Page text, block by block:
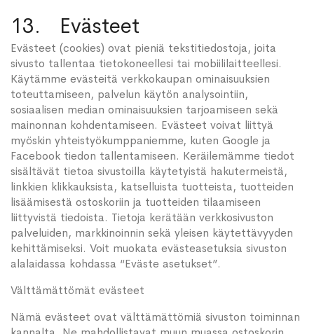
13. Evästeet
Evästeet (cookies) ovat pieniä tekstitiedostoja, joita
sivusto tallentaa tietokoneellesi tai mobiililaitteellesi.
Käytämme evästeitä verkkokaupan ominaisuuksien
toteuttamiseen, palvelun käytön analysointiin,
sosiaalisen median ominaisuuksien tarjoamiseen sekä
mainonnan kohdentamiseen. Evästeet voivat liittyä
myöskin yhteistyökumppaniemme, kuten Google ja
Facebook tiedon tallentamiseen. Keräilemämme tiedot
sisältävät tietoa sivustoilla käytetyistä hakutermeistä,
linkkien klikkauksista, katselluista tuotteista, tuotteiden
lisäämisestä ostoskoriin ja tuotteiden tilaamiseen
liittyvistä tiedoista. Tietoja kerätään verkkosivuston
palveluiden, markkinoinnin sekä yleisen käytettävyyden
kehittämiseksi. Voit muokata evästeasetuksia sivuston
alalaidassa kohdassa “Eväste asetukset”.
Välttämättömät evästeet
Nämä evästeet ovat välttämättömiä sivuston toiminnan